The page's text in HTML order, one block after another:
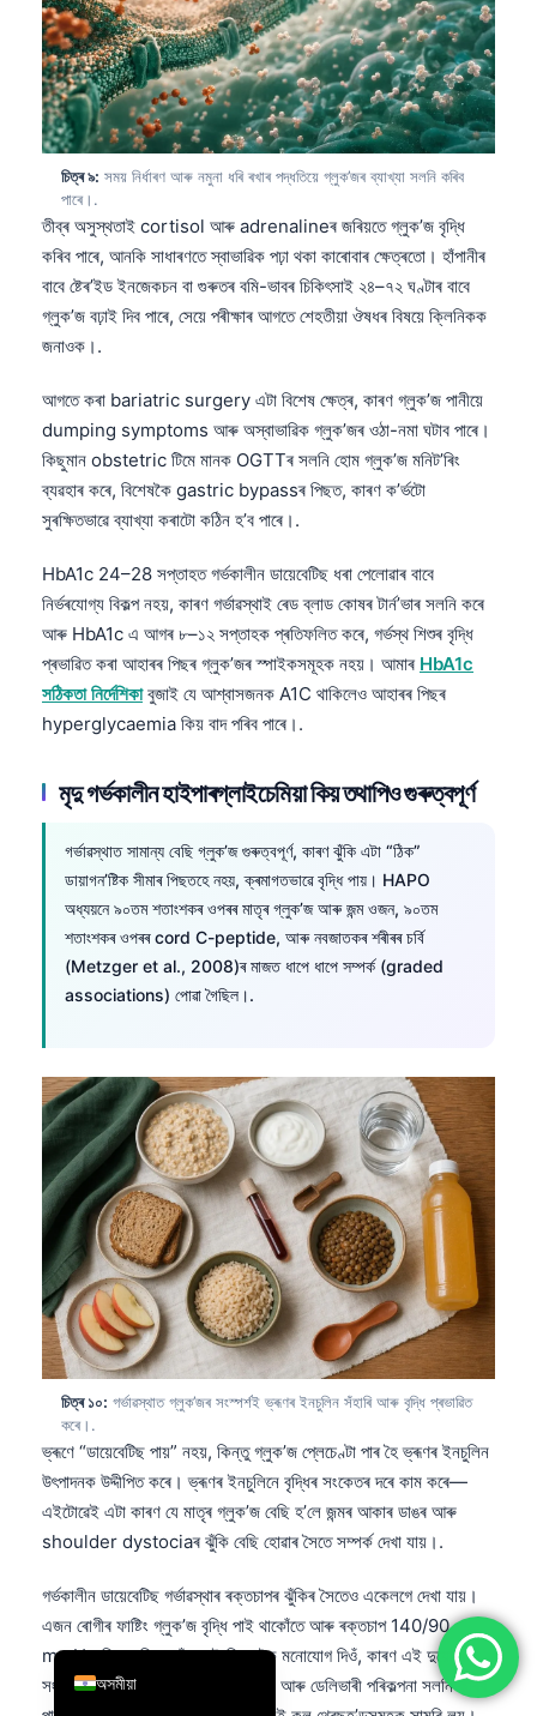
চিত্ৰ ৯: সময় নিৰ্ধাৰণ আৰু নমুনা ধৰি ৰখাৰ পদ্ধতিয়ে গ্লুক’জৰ ব্যাখ্যা সলনি কৰিব
পাৰে।.
তীব্ৰ অসুস্থতাই cortisol আৰু adrenalineৰ জৰিয়তে গ্লুক’জ বৃদ্ধি
কৰিব পাৰে, আনকি সাধাৰণতে স্বাভাৱিক পঢ়া থকা কাৰোবাৰ ক্ষেত্ৰতো। হাঁপানীৰ
বাবে ষ্টেৰ’ইড ইনজেকচন বা গুৰুতৰ বমি-ভাবৰ চিকিৎসাই ২৪–৭২ ঘণ্টাৰ বাবে
গ্লুক’জ বঢ়াই দিব পাৰে, সেয়ে পৰীক্ষাৰ আগতে শেহতীয়া ঔষধৰ বিষয়ে ক্লিনিকক
জনাওক।.
আগতে কৰা bariatric surgery এটা বিশেষ ক্ষেত্ৰ, কাৰণ গ্লুক’জ পানীয়ে
dumping symptoms আৰু অস্বাভাৱিক গ্লুক’জৰ ওঠা-নমা ঘটাব পাৰে।
কিছুমান obstetric টিমে মানক OGTTৰ সলনি হোম গ্লুক’জ মনিট’ৰিং
ব্যৱহাৰ কৰে, বিশেষকৈ gastric bypassৰ পিছত, কাৰণ ক’ৰ্ভটো
সুৰক্ষিতভাৱে ব্যাখ্যা কৰাটো কঠিন হ’ব পাৰে।.
HbA1c 24–28 সপ্তাহত গৰ্ভকালীন ডায়েবেটিছ ধৰা পেলোৱাৰ বাবে
নিৰ্ভৰযোগ্য বিকল্প নহয়, কাৰণ গৰ্ভাৱস্থাই ৰেড ব্লাড কোষৰ টাৰ্ন’ভাৰ সলনি কৰে
আৰু HbA1c এ আগৰ ৮–১২ সপ্তাহক প্ৰতিফলিত কৰে, গৰ্ভস্থ শিশুৰ বৃদ্ধি
প্ৰভাৱিত কৰা আহাৰৰ পিছৰ গ্লুক’জৰ স্পাইকসমূহক নহয়। আমাৰ HbA1c
সঠিকতা নিৰ্দেশিকাবুজাই যে আশ্বাসজনক A1C থাকিলেও আহাৰৰ পিছৰ
hyperglycaemia কিয় বাদ পৰিব পাৰে।.
মৃদু গৰ্ভকালীন হাইপাৰগ্লাইচেমিয়া কিয় তথাপিও গুৰুত্বপূৰ্ণ
গৰ্ভাৱস্থাত সামান্য বেছি গ্লুক’জ গুৰুত্বপূৰ্ণ, কাৰণ ঝুঁকি এটা “ঠিক”
ডায়াগন’ষ্টিক সীমাৰ পিছতহে নহয়, ক্ৰমাগতভাৱে বৃদ্ধি পায়। HAPO
অধ্যয়নে ৯০তম শতাংশকৰ ওপৰৰ মাতৃৰ গ্লুক’জ আৰু জন্ম ওজন, ৯০তম
শতাংশকৰ ওপৰৰ cord C-peptide, আৰু নবজাতকৰ শৰীৰৰ চৰ্বি
(Metzger et al., 2008)ৰ মাজত ধাপে ধাপে সম্পৰ্ক (graded
associations) পোৱা গৈছিল।.
চিত্ৰ ১০: গৰ্ভাৱস্থাত গ্লুক’জৰ সংস্পৰ্শই ভ্ৰূণৰ ইনচুলিন সঁহাৰি আৰু বৃদ্ধি প্ৰভাৱিত
কৰে।.
ভ্ৰূণে “ডায়েবেটিছ পায়” নহয়, কিন্তু গ্লুক’জ প্লেচেণ্টা পাৰ হৈ ভ্ৰূণৰ ইনচুলিন
উৎপাদনক উদ্দীপিত কৰে। ভ্ৰূণৰ ইনচুলিনে বৃদ্ধিৰ সংকেতৰ দৰে কাম কৰে—
এইটোৱেই এটা কাৰণ যে মাতৃৰ গ্লুক’জ বেছি হ’লে জন্মৰ আকাৰ ডাঙৰ আৰু
shoulder dystociaৰ ঝুঁকি বেছি হোৱাৰ সৈতে সম্পৰ্ক দেখা যায়।.
গৰ্ভকালীন ডায়েবেটিছ গৰ্ভাৱস্থাৰ ৰক্তচাপৰ ঝুঁকিৰ সৈতেও একেলগে দেখা যায়।
এজন ৰোগীৰ ফাষ্টিং গ্লুক’জ বৃদ্ধি পাই থাকোঁতে আৰু ৰক্তচাপ 140/90
mmHg দিশে গতি কৰোঁতে মই বিশেষকৈ মনোযোগ দিওঁ, কাৰণ এই দুয়োৰে
সংমিশ্ৰণে obstetric monitoring আৰু ডেলিভাৰী পৰিকল্পনা সলনি কৰিব
অসমীয়া
English
Deutsch
Français
עִבְרִית
Italiano
Español
Português
Ελληνικά
Türkçe
Română
简体中文
فارسی
Български
Dansk
Bahasa Indonesia
Հայերեն
Íslenska
Српски језик
Azərbaycan dili
Eesti
日本語
Čeština
ქართული
Русский
Lietuvių kalba
Polski
Shqip
বাংলা
اردو
मराठी
తెలుగు
தமிழ்
ગુજરાતી
ಕನ್ನಡ